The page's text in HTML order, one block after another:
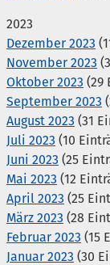
2023
Dezember 2023
November 2023
Oktober 2023 (29
September 2023
August 2023 (31
Juli 2023 (10
Juni 2023 (25
Mai 2023 (12
April 2023 (25
März 2023 (28
Februar 2023 (15
Januar 2023 (30